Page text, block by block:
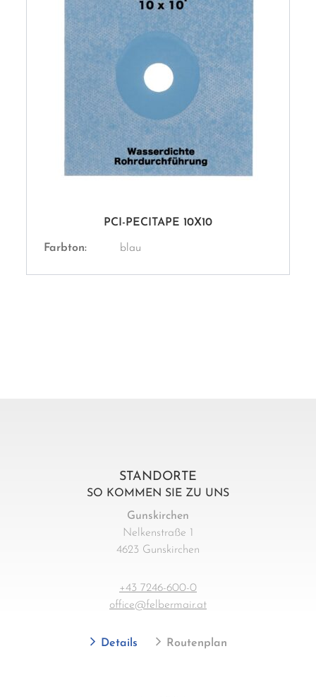
PCI-PECITAPE 10X10
Farbton: blau
STANDORTE
SO KOMMEN SIE ZU UNS
Gunskirchen
Nelkenstraße 1
4623 Gunskirchen
+43 7246-600-0
office@felbermair.at
Details Routenplan